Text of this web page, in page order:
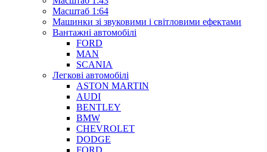
Масштаб 1:64
Машинки зі звуковими і світловими ефектами
Вантажні автомобілі
FORD
MAN
SCANIA
Легкові автомобілі
ASTON MARTIN
AUDI
BENTLEY
BMW
CHEVROLET
DODGE
FORD